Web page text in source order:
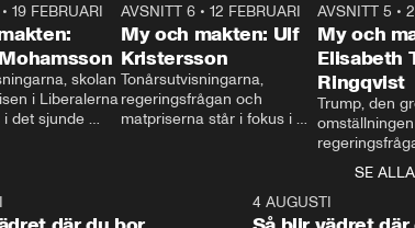
24:30
19 FEBRUARI
skolan
i Liberalerna
det sjunde
My
ställer
27:30
AVSNITT 6 •12 FEBRUARI
My och makten: Ulf
Kristersson
Tonårsutvisningarna,
regeringsfrågan och
matpriserna står i fokus i
Rohwedder ställer
AVSNITT 5 •
My och
Elisabeth
Ringqvist
Trump, den
centrum i
avsnittet av
Makten”. Se
Aftonbladets
SE ALLA
4 AUGUSTI